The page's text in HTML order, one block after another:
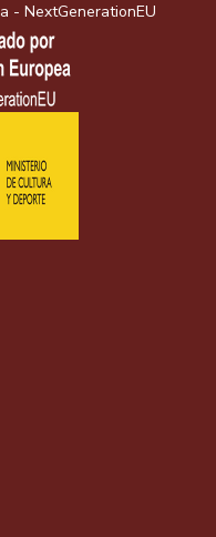
- NextGenerationEU